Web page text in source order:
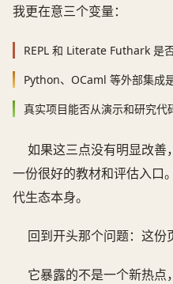
我更在意三个变量：
REPL 和 Literate Futhark 是
Python、OCaml 等外部集成
真实项目能否从演示和研究代
如果这三点没有明显改
一份很好的教材和评估入口
代生态本身。
回到开头那个问题：这份
它暴露的不是一个新热点